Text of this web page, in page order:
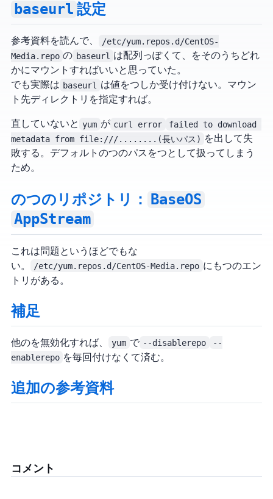
baseurl 設定
参考資料を読んで、
/etc/yum.repos.d/CentOS-
Media.repo の baseurl は配列っぽくて、ISO をそのうちどれ
かにマウントすればいいと思っていた。
でも実際は baseurl
は値を1つしか受け付けない。マウン
ト先ディレクトリを指定すればOK。
直していないと yum が curl error
failed to download
metadata from file:///........(長いパス) を出して失
敗する。デフォルトの3つのパスを1つとして扱ってしまう
ため。
CentOS 8 ISO の2つのリポジトリ：
BaseOS
AppStream
これは問題というほどでもな
い。
/etc/yum.repos.d/CentOS-Media.repo にも2つのエン
トリがある。
補足
他の repo を無効化すれば、 yum で --disablerepo
--
enablerepo を毎回付けなくて済む。
追加の参考資料
コメント